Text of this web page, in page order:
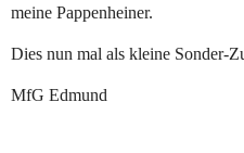
meine Pappenheiner.
Dies nun mal als kleine Sonder-
MfG Edmund